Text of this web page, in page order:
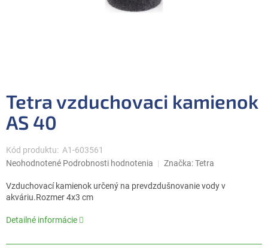
Tetra vzduchovaci kamienok
AS 40
Kód produktu: A1-603561
Priemerné
produktu
je
z
hviezdičiek.
Neohodnotené Podrobnosti hodnotenia Značka:Tetra
Vzduchovací kamienok určený na prevdzdušnovanie vody v
akváriu.Rozmer 4x3 cm
Detailné informácie